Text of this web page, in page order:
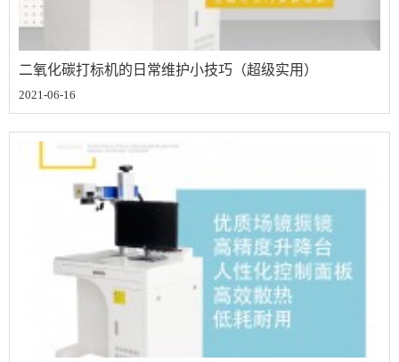
二氧化碳打标机的日常维护小技巧（超级实用）
2021-06-16